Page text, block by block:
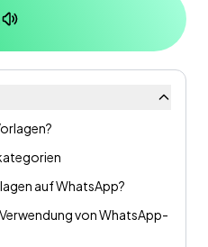
auf WhatsApp?
von WhatsApp-